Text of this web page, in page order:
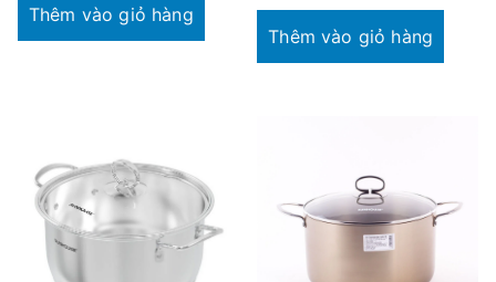
là:
Thêm vào giỏ hàng
Thêm vào giỏ hàng